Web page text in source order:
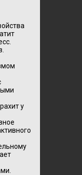
у